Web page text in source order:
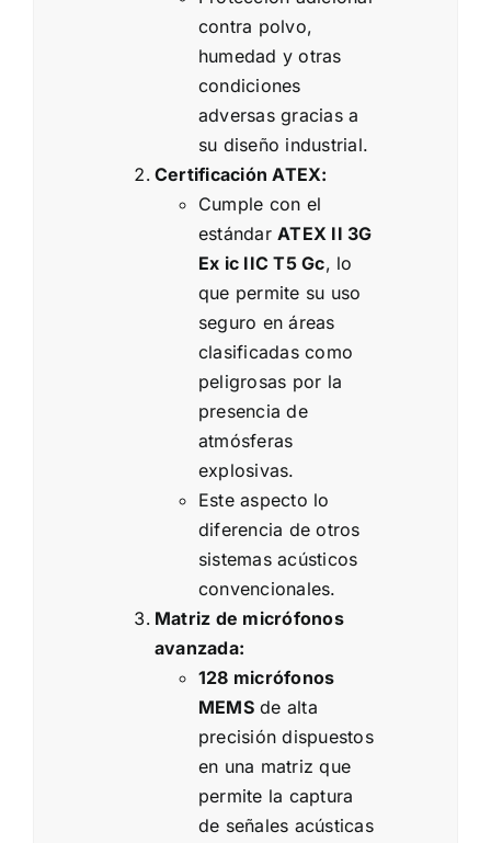
contra polvo,
humedad y otras
condiciones
adversas gracias a
su diseño industrial.
Certificación ATEX:
Cumple con el
estándarATEX II 3G
Ex ic IIC T5 Gc, lo
que permite su uso
seguro en áreas
clasificadas como
peligrosas por la
presencia de
atmósferas
explosivas.
Este aspecto lo
diferencia de otros
sistemas acústicos
convencionales.
Matriz de micrófonos
avanzada:
128 micrófonos
MEMSde alta
precisión dispuestos
en una matriz que
permite la captura
de señales acústicas